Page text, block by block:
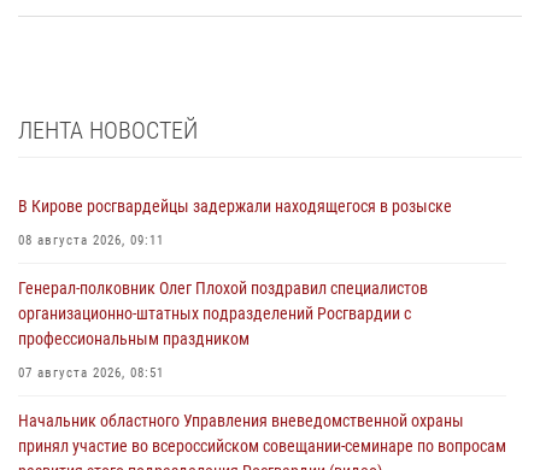
ЛЕНТА НОВОСТЕЙ
В Кирове росгвардейцы задержали находящегося в розыске
08 августа 2026, 09:11
Генерал-полковник Олег Плохой поздравил специалистов
организационно-штатных подразделений Росгвардии с
профессиональным праздником
07 августа 2026, 08:51
Начальник областного Управления вневедомственной охраны
принял участие во всероссийском совещании-семинаре по вопросам